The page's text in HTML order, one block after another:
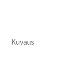
o
Kuvaus